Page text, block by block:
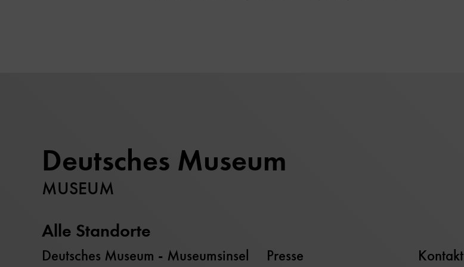
Deutsches Museum
MUSEUM
Alle Standorte
Deutsches Museum - Museumsinsel
Presse
Kontakt